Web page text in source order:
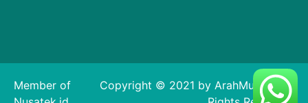
Member of
Copyright © 2021 by ArahMuslim. All